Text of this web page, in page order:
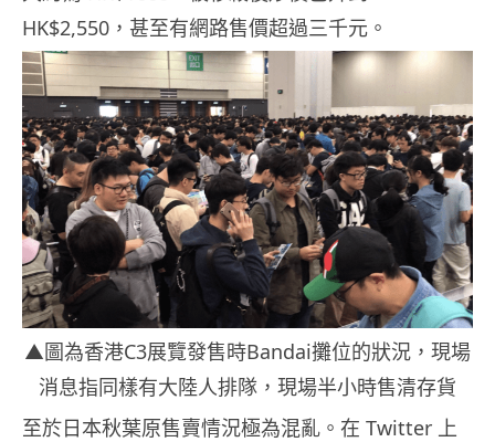
HK$2,550，甚至有網路售價超過三千元。
▲圖為香港C3展覽發售時Bandai攤位的狀況，現場
消息指同樣有大陸人排隊，現場半小時售清存貨
至於日本秋葉原售賣情況極為混亂。在 Twitter 上